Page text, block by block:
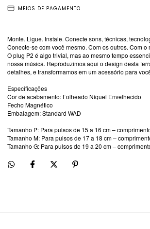
MEIOS DE PAGAMENTO
Monte. Ligue. Instale. Conecte sons, técnicas,
Conecte-se com você mesmo. Com os outros. Com o
O plug P2 é algo trivial, mas ao mesmo tempo
nossa música. Reproduzimos aqui o design desta
detalhes, e transformamos em um acessório para
Especificações
Cor de acabamento: Folheado Níquel Envelhecido
Fecho Magnético
Embalagem: Standard WAD
Tamanho P: Para pulsos de 15 a 16 cm –
Tamanho M: Para pulsos de 17 a 18 cm –
Tamanho G: Para pulsos de 19 a 20 cm –